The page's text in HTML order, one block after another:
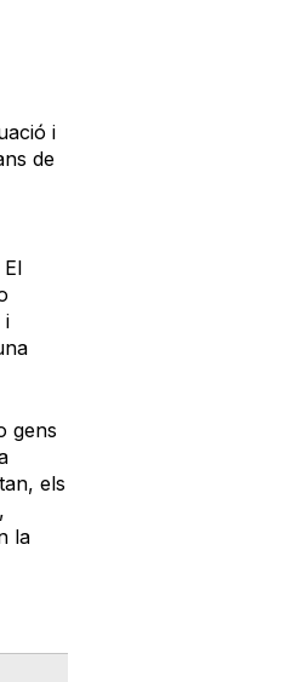
i
de
i
gens
els
la